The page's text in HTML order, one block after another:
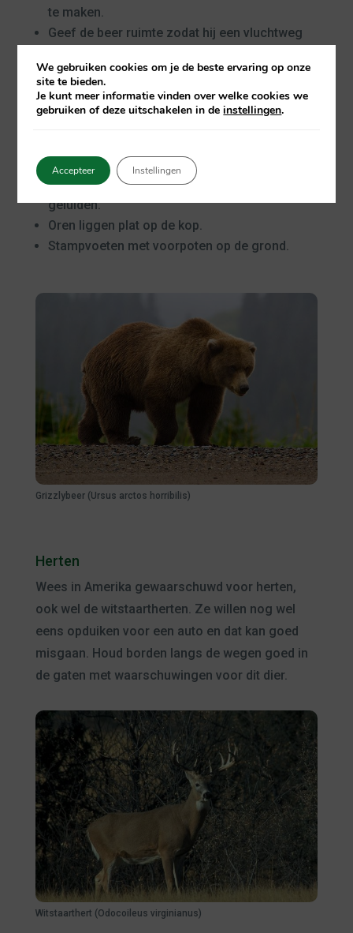
te maken.
Geef de beer ruimte zodat hij een vluchtweg
Til kinderen op en blijf in een groep.
Zwaait met het hoofd van links naar rechts.
Maakt grommende, kreunende, hijgende
geluiden.
Oren liggen plat op de kop.
Stampvoeten met voorpoten op de grond.
Grizzlybeer (Ursus arctos horribilis)
Herten
Wees in Amerika gewaarschuwd voor herten,
ook wel de witstaartherten. Ze willen nog wel
eens opduiken voor een auto en dat kan goed
misgaan. Houd borden langs de wegen goed in
de gaten met waarschuwingen voor dit dier.
Witstaarthert (Odocoileus virginianus)
We gebruiken cookies om je de beste ervaring op onze
site te bieden.
Je kunt meer informatie vinden over welke cookies we
gebruiken of deze uitschakelen in deinstellingen.
Accepteer Instellingen